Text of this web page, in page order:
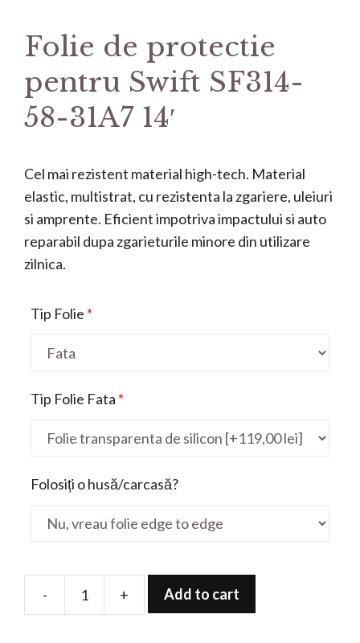
Folie de protectie
pentru Swift SF314-
58-31A7 14′
Cel mai rezistent material high-tech. Material
elastic, multistrat, cu rezistenta la zgariere, uleiuri
si amprente. Eficient impotriva impactului si auto
reparabil dupa zgarieturile minore din utilizare
zilnica.
Tip Folie *
Tip Folie Fata *
Folosiți o husă/carcasă?
-
Folie
+ Add to cart